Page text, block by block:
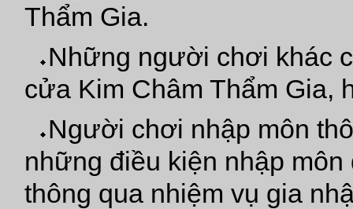
Thẩm Gia.
Những người chơi khác
cửa Kim Châm Thẩm Gia,
Người chơi nhập môn
những điều kiện nhập
thông qua nhiệm vụ gia